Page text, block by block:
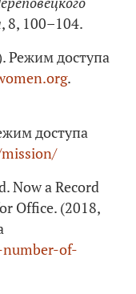
, 8, 100–104.
Режим доступа
.
доступа
Now a Record
Office. (2018,
of-